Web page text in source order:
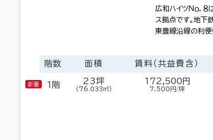
広和ハイツＮｏ．
ス拠点です。地下
東豊線沿線の利便
階数 面積 賃料（共益費含）
1階 23坪
（76.033㎡）
172,500円
7,500円/坪
1フロア面積100坪以上